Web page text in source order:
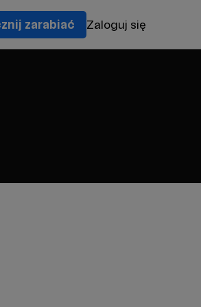
zarabiać Zaloguj się